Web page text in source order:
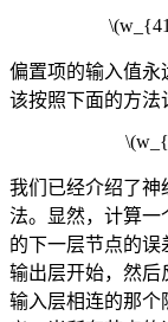
偏置项的输入值永
该按照下面的方法
我们已经介绍了神
法。显然，计算一
的下一层节点的误
输出层开始，然后
输入层相连的那个